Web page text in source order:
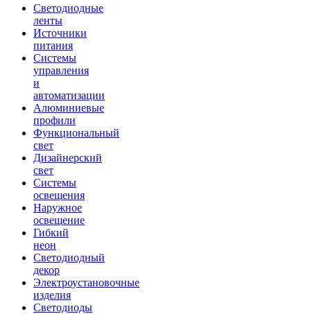
Светодиодные
ленты
Источники
питания
Системы
управления
и
автоматизации
Алюминиевые
профили
Функциональный
свет
Дизайнерский
свет
Системы
освещения
Наружное
освещение
Гибкий
неон
Светодиодный
декор
Электроустановочные
изделия
Светодиоды